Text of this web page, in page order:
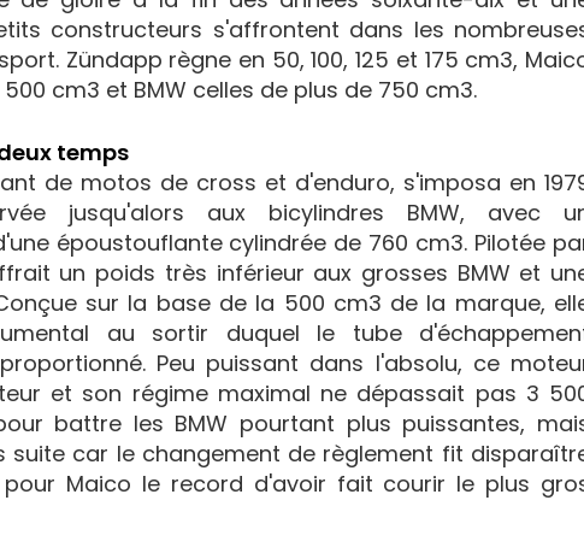
constructeurs s'affrontent dans les
Zündapp règne en 50, 100, 125 et 175 cm3,
cm3 et BMW celles de plus de 750 cm3.
temps
de motos de cross et d'enduro, s'imposa en
jusqu'alors aux bicylindres BMW, avec
époustouflante cylindrée de 760 cm3. Pilotée
un poids très inférieur aux grosses BMW et
sur la base de la 500 cm3 de la marque,
au sortir duquel le tube
Peu puissant dans l'absolu, ce
et son régime maximal ne dépassait pas 3
battre les BMW pourtant plus puissantes,
suite car le changement de règlement fit
pour Maico le record d'avoir fait courir le plus